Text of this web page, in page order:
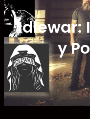
Idlewar:
y